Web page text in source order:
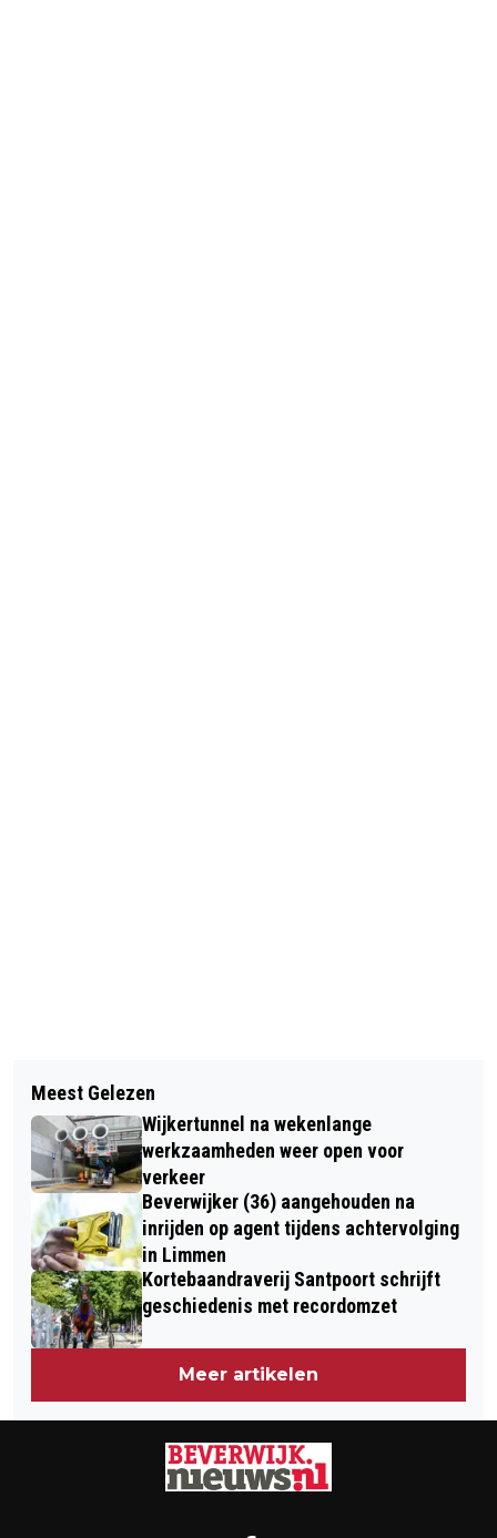
FOTO-EXPOSITIE ‘OEKRAÏNE’ IN DE
VISSERHALLEN IN IJMUIDEN
EXPOSITIE HANNEKE VISSER IN
KOETSHUIJS KASTEELTUIN
ASSUMBURG
Meest Gelezen
Wijkertunnel na wekenlange
werkzaamheden weer open voor
verkeer
Beverwijker (36) aangehouden na
inrijden op agent tijdens achtervolging
in Limmen
Kortebaandraverij Santpoort schrijft
geschiedenis met recordomzet
Meer artikelen